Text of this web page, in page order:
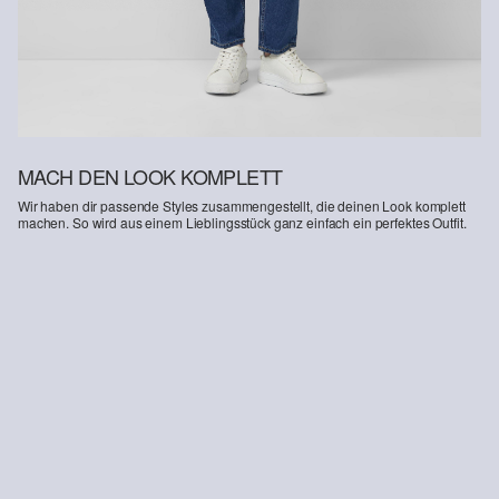
HIER online anmelden.
MACH DEN LOOK KOMPLETT
Wir haben dir passende Styles zusammengestellt, die deinen Look komplett
machen. So wird aus einem Lieblingsstück ganz einfach ein perfektes Outfit.